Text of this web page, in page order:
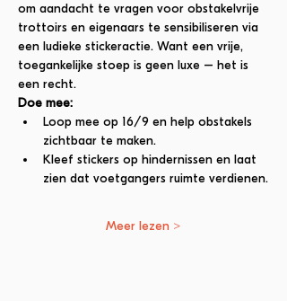
om aandacht te vragen voor obstakelvrije
trottoirs en eigenaars te sensibiliseren via
een ludieke stickeractie. Want een vrije,
toegankelijke stoep is geen luxe – het is
een recht.
Doe mee:
Loop mee op 16/9 en help obstakels
zichtbaar te maken.
Kleef stickers op hindernissen en laat
zien dat voetgangers ruimte verdienen.
Meer lezen >